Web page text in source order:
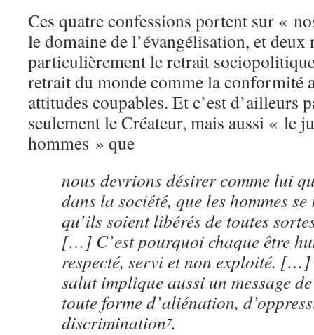
Ces quatre confessions portent sur «
le domaine de l’évangélisation, et deux
particulièrement le retrait
retrait du monde comme la conformité
attitudes coupables. Et c’est d’ailleurs
seulement le Créateur, mais aussi « le
hommes » que
nous devrions désirer comme lui
dans la société, que les hommes
qu’ils soient libérés de toutes
[…] C’est pourquoi chaque être
respecté, servi et non exploité. […]
salut implique aussi un message
toute forme d’aliénation,
discrimination7.